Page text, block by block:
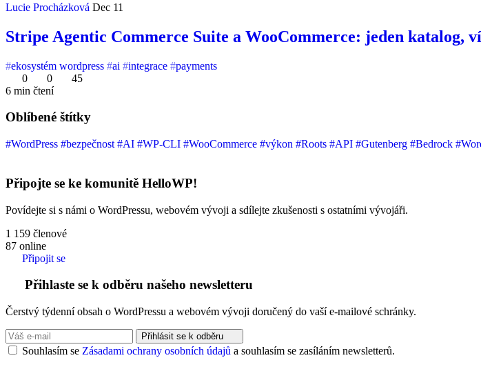
Lucie Procházková Dec 11
Stripe Agentic Commerce Suite a WooCommerce: jeden katalog,
ekosystém wordpress ai integrace
payments
0
0
45
6 min čtení
Oblíbené štítky
#WordPress #bezpečnost #AI #WP-CLI #WooCommerce #výkon #Roots #API #Gutenberg #Bedrock
Připojte se ke komunitě HelloWP!
Povídejte si s námi o WordPressu, webovém vývoji a sdílejte zkušenosti s ostatními vývojáři.
1 159 členové
87 online
Připojit se
Přihlaste se k odběru našeho newsletteru
Čerstvý týdenní obsah o WordPressu a webovém vývoji doručený do vaší e-mailové schránky.
Přihlásit se k odběru
Souhlasím se Zásadami ochrany osobních údajů a souhlasím se zasíláním newsletterů.